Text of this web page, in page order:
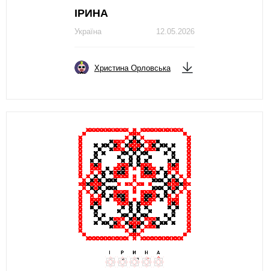
ІРИНА
12.05.2026
Україна
Христина Орловська